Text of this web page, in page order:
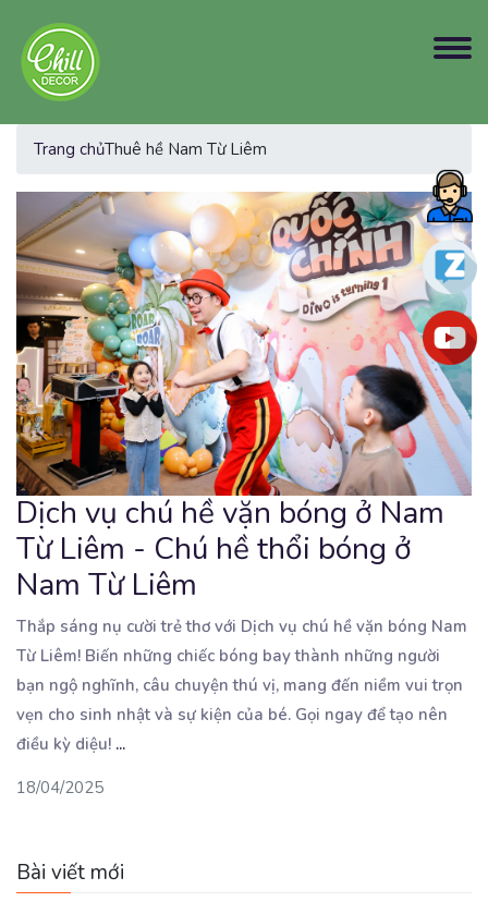
Trang chủThuê hề Nam Từ Liêm
Dịch vụ chú hề vặn bóng ở Nam
Từ Liêm - Chú hề thổi bóng ở
Nam Từ Liêm
Thắp sáng nụ cười trẻ thơ với Dịch vụ chú hề vặn bóng Nam
Từ Liêm! Biến những chiếc bóng bay thành những người
bạn ngộ nghĩnh, câu chuyện thú vị, mang đến niềm vui trọn
vẹn cho sinh nhật và sự kiện của bé. Gọi ngay để tạo nên
điều kỳ diệu! ...
18/04/2025
Bài viết mới